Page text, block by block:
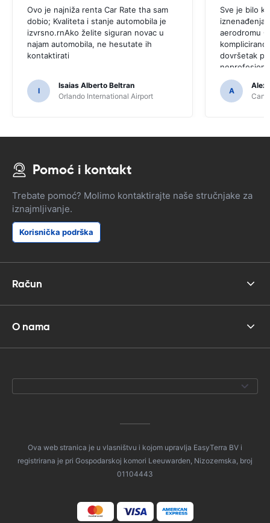
Ovo je najniža renta Car Rate tha sam
dobio; Kvaliteta i stanje automobila je
izvrsno.rnAko želite siguran novac u
najam automobila, ne hesutate ih
kontaktirati
I
Isaias Alberto Beltran
Orlando International Airport
Sve je bilo
aerodromu
dovršetak
A
Alex
Pomoć i kontakt
Trebate pomoć? Molimo kontaktirajte naše stručnjake za
iznajmljivanje.
Korisnička podrška
Račun
O nama
Ova web stranica je u vlasništvu i kojom upravlja EasyTerra BV i
registrirana je pri Gospodarskoj komori Leeuwarden, Nizozemska, broj
01104443